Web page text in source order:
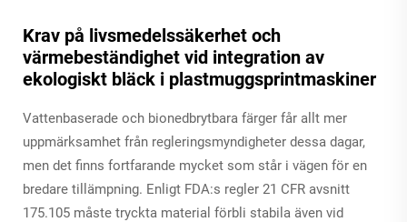
Krav på livsmedelssäkerhet och
värmebeständighet vid integration av
ekologiskt bläck i plastmuggsprintmaskiner
Vattenbaserade och bionedbrytbara färger får allt mer
uppmärksamhet från regleringsmyndigheter dessa dagar,
men det finns fortfarande mycket som står i vägen för en
bredare tillämpning. Enligt FDA:s regler 21 CFR avsnitt
175.105 måste tryckta material förbli stabila även vid